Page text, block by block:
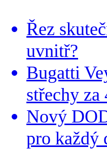
Řez
uvnitř?
Bugatti
střechy
Nový
pro každý